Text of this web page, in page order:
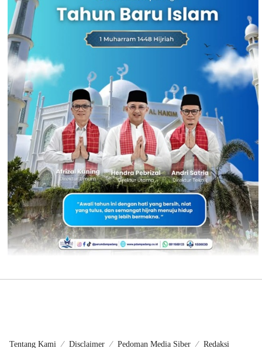
Tentang Kami Disclaimer Pedoman Media Siber Redaksi